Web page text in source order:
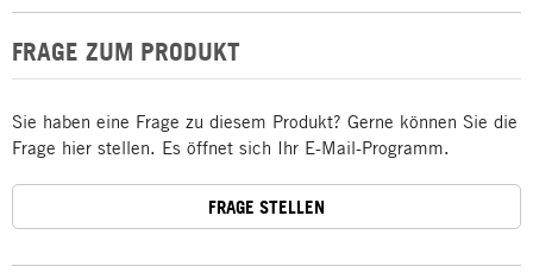
FRAGE ZUM PRODUKT
Sie haben eine Frage zu diesem Produkt? Gerne können Sie die
Frage hier stellen. Es öffnet sich Ihr E-Mail-Programm.
FRAGE STELLEN